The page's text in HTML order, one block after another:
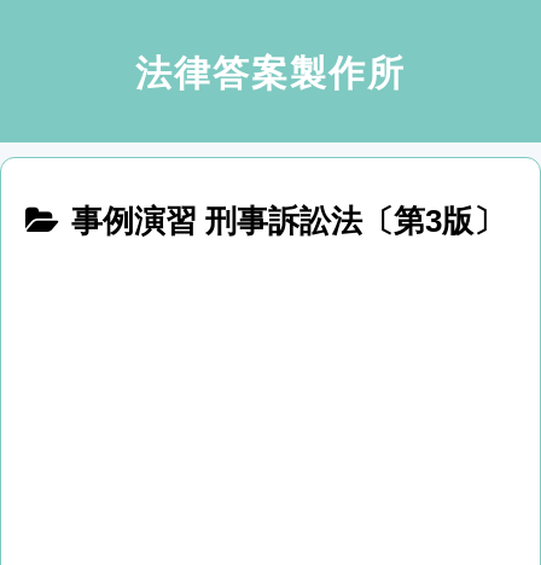
法律答案製作所
事例演習 刑事訴訟法〔第3版〕